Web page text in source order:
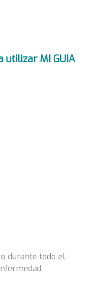
utilizar MI GUIA
durante todo el